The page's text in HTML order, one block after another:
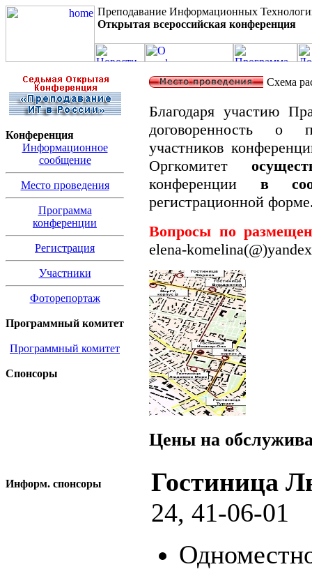
Преподавание Информационных
Открытая всероссийская конференция
Конференция
Информационное
сообщение
Место проведения
Программа
конференции
Регистрация
Участники
Фоторепортаж
Программный комитет
Программный комитет
Спонсоры
Информ. спонсоры
Схема
Благодаря участию
договоренность о
участников
Оргкомитет
конференции в
регистрационной
Вопросы по
elena-
Цены на
Гостиница
24, 41-06-01